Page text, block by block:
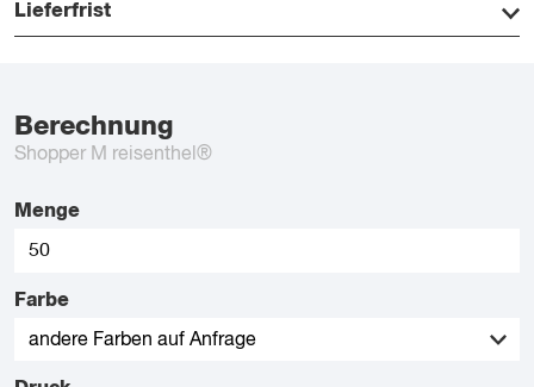
Lieferfrist
Berechnung
Shopper M reisenthel®
Menge
Farbe